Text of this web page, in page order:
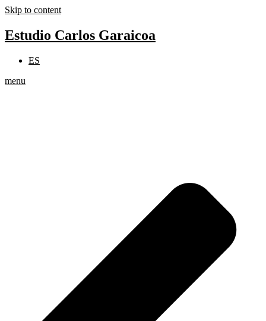
Skip to content
Estudio Carlos Garaicoa
ES
menu